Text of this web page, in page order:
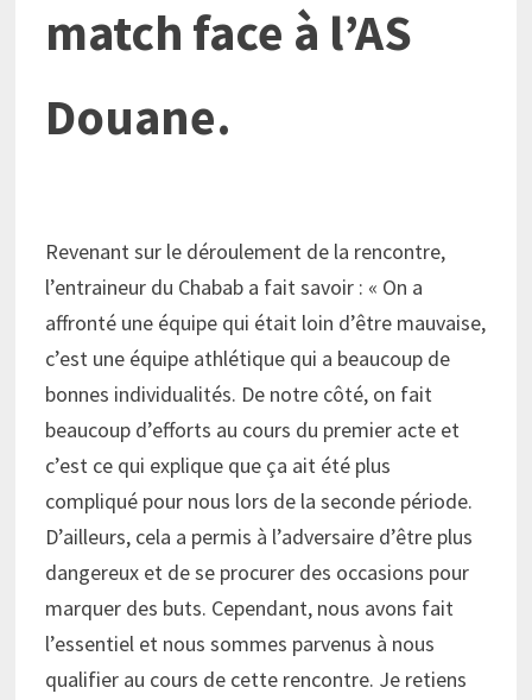
match face à l’AS
Douane.
Revenant sur le déroulement de la rencontre,
l’entraineur du Chabab a fait savoir : « On a
affronté une équipe qui était loin d’être mauvaise,
c’est une équipe athlétique qui a beaucoup de
bonnes individualités. De notre côté, on fait
beaucoup d’efforts au cours du premier acte et
c’est ce qui explique que ça ait été plus
compliqué pour nous lors de la seconde période.
D’ailleurs, cela a permis à l’adversaire d’être plus
dangereux et de se procurer des occasions pour
marquer des buts. Cependant, nous avons fait
l’essentiel et nous sommes parvenus à nous
qualifier au cours de cette rencontre. Je retiens